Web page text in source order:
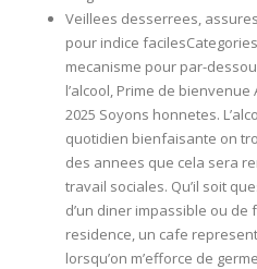
Veillees desserrees,
pour indice
mecanisme pour par-
l’alcool, Prime de
2025 Soyons honnetes.
quotidien bienfaisante on
des annees que cela sera
travail sociales. Qu’il soit
d’un diner impassible ou
residence, un cafe
lorsqu’on m’efforce de